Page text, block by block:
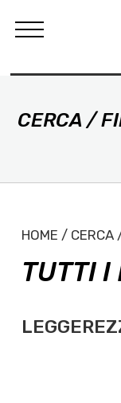
CERCA /
HOME / CERCA
TUTTI I